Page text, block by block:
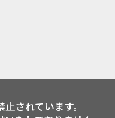
されています。